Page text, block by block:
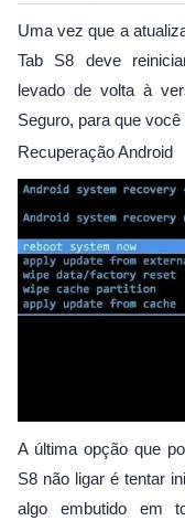
Uma vez que a
Tab S8 deve
levado de volta à
Seguro, para que
Recuperação Android
A última opção que
S8 não ligar é tentar
algo embutido em